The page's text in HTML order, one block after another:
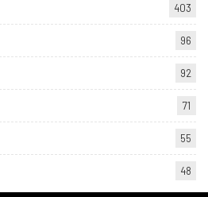
403
96
92
71
55
48